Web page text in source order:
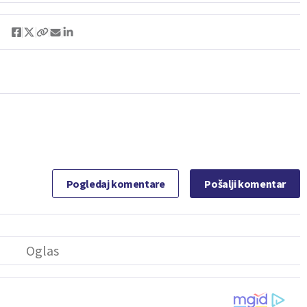
Pogledaj komentare Pošalji komentar